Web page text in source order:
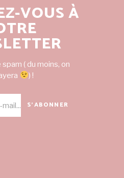
VOUS À
( du moins, on
) !
S'ABONNER